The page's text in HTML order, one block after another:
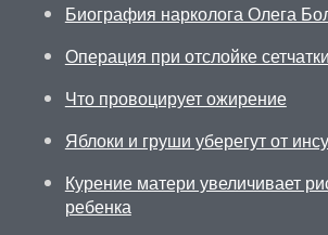
Биография нарколога Олега
Операция при отслойке сетчатки
Что провоцирует ожирение
Яблоки и груши уберегут от
Курение матери увеличивает
ребенка